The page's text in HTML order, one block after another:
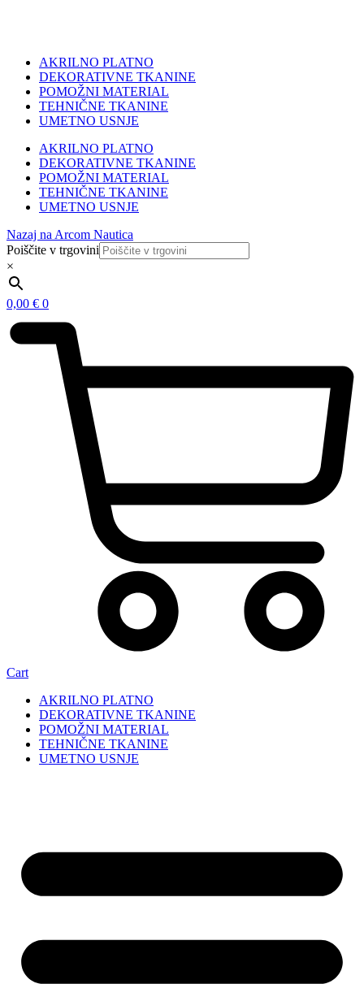
AKRILNO PLATNO
DEKORATIVNE TKANINE
POMOŽNI MATERIAL
TEHNIČNE TKANINE
UMETNO USNJE
AKRILNO PLATNO
DEKORATIVNE TKANINE
POMOŽNI MATERIAL
TEHNIČNE TKANINE
UMETNO USNJE
Nazaj na Arcom Nautica
Poiščite v trgovini
×
0,00 € 0
Cart
AKRILNO PLATNO
DEKORATIVNE TKANINE
POMOŽNI MATERIAL
TEHNIČNE TKANINE
UMETNO USNJE